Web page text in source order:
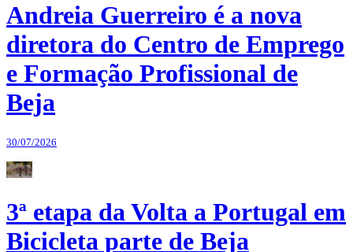
Andreia Guerreiro é a nova
diretora do Centro de Emprego
e Formação Profissional de
Beja
30/07/2026
3ª etapa da Volta a Portugal em
Bicicleta parte de Beja